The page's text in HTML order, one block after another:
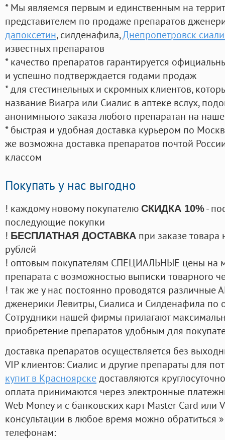
* Мы являемся первым и единственным на
представителем по продаже препаратов
дапоксетин, силденафила,Днепропетровск
известных препаратов
* качество препаратов гарантируется
и успешно подтверждается годами продаж
* для стестинельных и скромных клиентов,
название Виагра или Сиалис в аптеке вслух,
анонимныого заказа любого препаратан на
* быстрая и удобная доставка курьером по
же возможна доставка препаратов почтой
классом
Покупать у нас выгодно
! каждому новому покупателю СКИДКА 10%-
последующие покупки
! БЕСПЛАТНАЯ ДОСТАВКА при заказе
рублей
! оптовым покупателям СПЕЦИАЛЬНЫЕ цены на
препарата с возможностью выписки товарного
! так же у нас постоянно проводятся
дженерики Левитры, Сиалиса и Силденафила по
Cотрудники нашей фирмы прилагают
приобретение препаратов удобным для
доставка препаратов осуществляется без
VIP клиентов: Сиалис и другие препараты для
купит в Красноярскедоставляются круглосуточно
оплата принимаются через электронные
Web Money и с банковских карт Master Card или
консультации в любое время можно обратиться
телефонам: